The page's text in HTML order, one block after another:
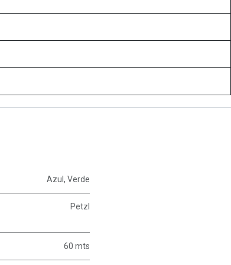
Azul , Verde
Petzl
60 mts